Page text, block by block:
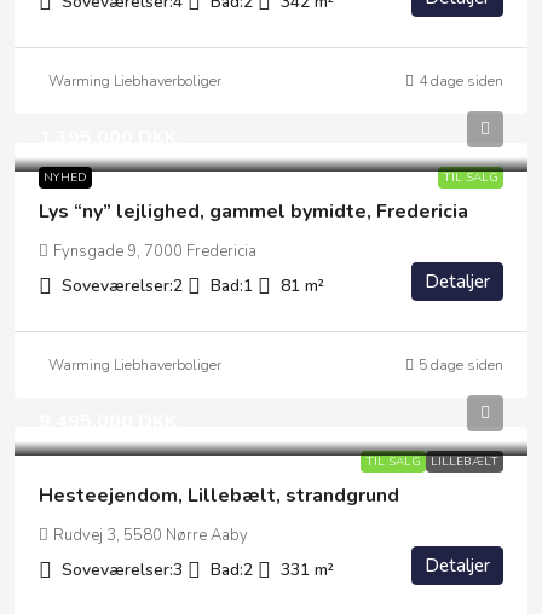
Warming Liebhaverboliger 4 dage siden
NYHED TIL SALG
Lys “ny” lejlighed, gammel bymidte, Fredericia
Fynsgade 9, 7000 Fredericia
Soveværelser:2 Bad:1 81 m² Detaljer
Warming Liebhaverboliger 5 dage siden
TIL SALG LILLEBÆLT
Hesteejendom, Lillebælt, strandgrund
Rudvej 3, 5580 Nørre Aaby
Soveværelser:3 Bad:2 331 m² Detaljer